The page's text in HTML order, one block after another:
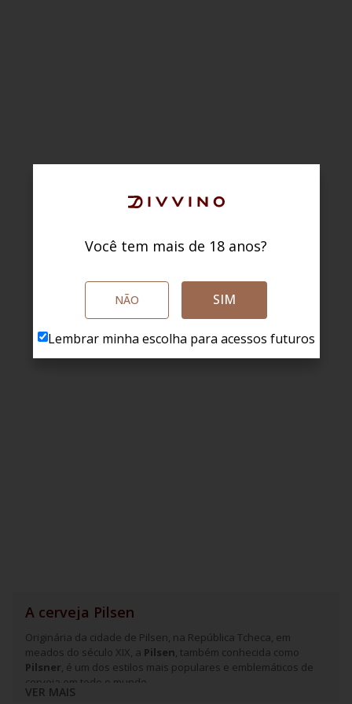
A cerveja Pilsen
Originária da cidade de Pilsen, na República Tcheca, em
meados do século XIX, a Pilsen, também conhecida como
Pilsner, é um dos estilos mais populares e emblemáticos de
cerveja em todo o mundo.
VER MAIS
Você tem mais de 18 anos?
NÃO SIM
Lembrar minha escolha para acessos futuros